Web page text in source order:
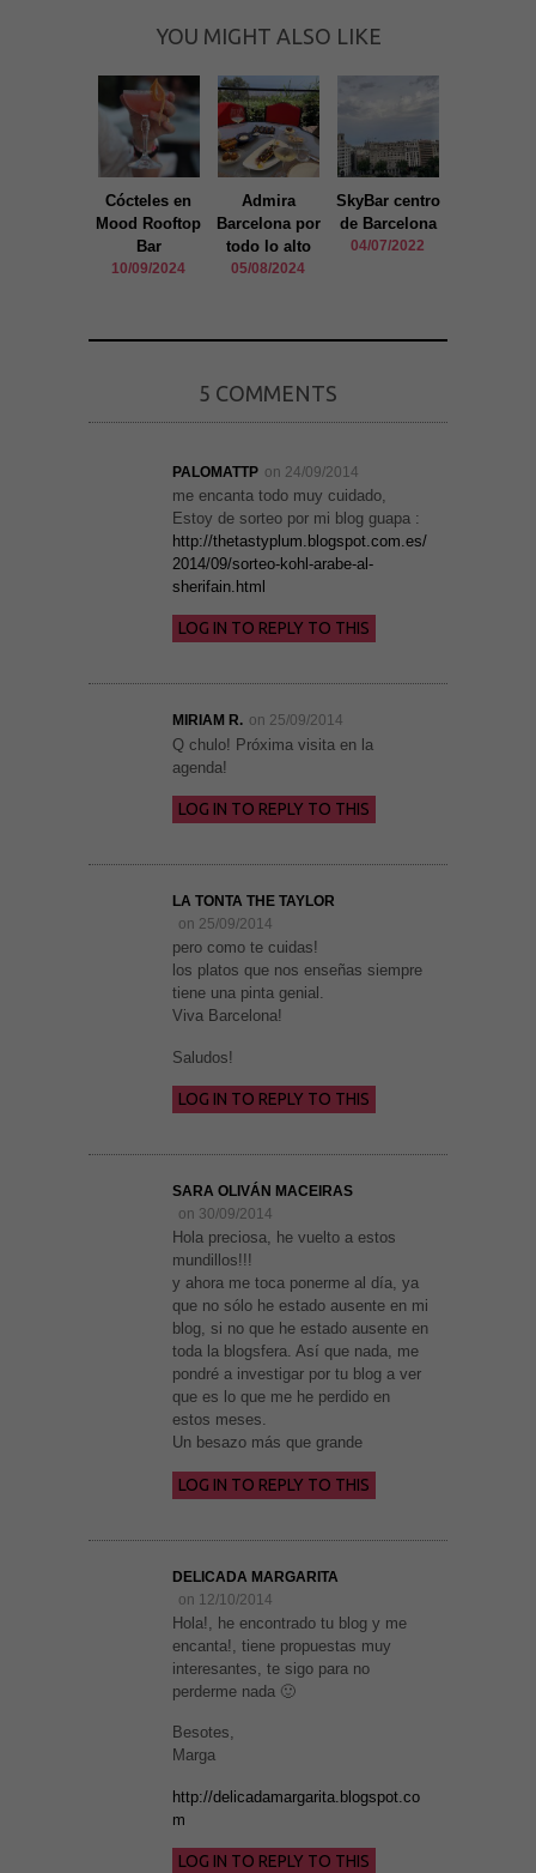
YOU MIGHT ALSO LIKE
Cócteles en
Mood Rooftop
Bar
10/09/2024
Admira
Barcelona por
todo lo alto
05/08/2024
SkyBar centro
de Barcelona
04/07/2022
5 COMMENTS
PALOMATTP on 24/09/2014
me encanta todo muy cuidado,
Estoy de sorteo por mi blog guapa :
http://thetastyplum.blogspot.com.es/
2014/09/sorteo-kohl-arabe-al-
sherifain.html
LOG IN TO REPLY TO THIS
MIRIAM R. on 25/09/2014
Q chulo! Próxima visita en la
agenda!
LOG IN TO REPLY TO THIS
LA TONTA THE TAYLOR
on 25/09/2014
pero como te cuidas!
los platos que nos enseñas siempre
tiene una pinta genial.
Viva Barcelona!
Saludos!
LOG IN TO REPLY TO THIS
SARA OLIVÁN MACEIRAS
on 30/09/2014
Hola preciosa, he vuelto a estos
mundillos!!!
y ahora me toca ponerme al día, ya
que no sólo he estado ausente en mi
blog, si no que he estado ausente en
toda la blogsfera. Así que nada, me
pondré a investigar por tu blog a ver
que es lo que me he perdido en
estos meses.
Un besazo más que grande
LOG IN TO REPLY TO THIS
DELICADA MARGARITA
on 12/10/2014
Hola!, he encontrado tu blog y me
encanta!, tiene propuestas muy
interesantes, te sigo para no
perderme nada 🙂
Besotes,
Marga
http://delicadamargarita.blogspot.co
m
LOG IN TO REPLY TO THIS
Necesarias
Estadísticas
Estas
necesarias
para que
que
mejorar la
y estructura
se usa la
web.
Experiencia
Para que
funcione lo
mejor posible
durante tu
visita. Si
algunas
desaparecerán
Marketing
posibilidad de
personalizados.